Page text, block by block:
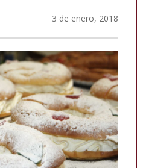
3 de enero, 2018